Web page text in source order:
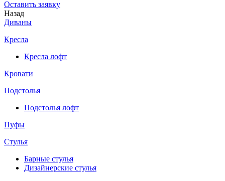
Оставить заявку
Назад
Диваны
Кресла
Кресла лофт
Кровати
Подстолья
Подстолья лофт
Пуфы
Стулья
Барные cтулья
Дизайнерские cтулья